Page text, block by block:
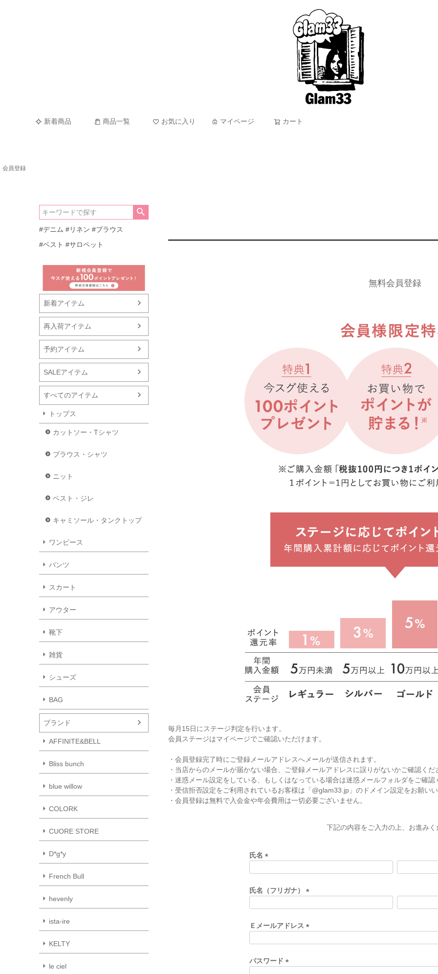
新着商品 商品一覧 お気に入り マイページ カート
会員登録
#デニム #リネン #ブラウス
#ベスト #サロペット
新着アイテム
再入荷アイテム
予約アイテム
SALEアイテム
すべてのアイテム
トップス
カットソー・Tシャツ
ブラウス・シャツ
ニット
ベスト・ジレ
キャミソール・タンクトップ
ワンピース
パンツ
スカート
アウター
靴下
雑貨
シューズ
BAG
ブランド
AFFINITE&BELL
Bliss bunch
blue willow
COLORK
CUORE STORE
D*g*y
French Bull
hevenly
ista-ire
KELTY
le ciel
無料会員登録
毎月15日にステージ判定を行います。
会員ステージはマイページでご確認いただけます。
・会員登録完了時にご登録メールアドレスへメールが送信されます。
・当店からのメールが届かない場合、ご登録メールアドレスに誤りがないかご確認くだ
・迷惑メール設定をしている、もしくはなっている場合は迷惑メールフォルダをご確認
・受信拒否設定をご利用されているお客様は「@glam33.jp」のドメイン設定をお願いい
・会員登録は無料で入会金や年会費用は一切必要ございません。
下記の内容をご入力の上、お進みく
氏名
須
)
氏名（フリガナ）
須
)
Ｅメールアドレス
)
パスワード